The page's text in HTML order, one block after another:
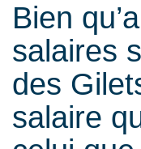
Bien
salaires
des
salaire